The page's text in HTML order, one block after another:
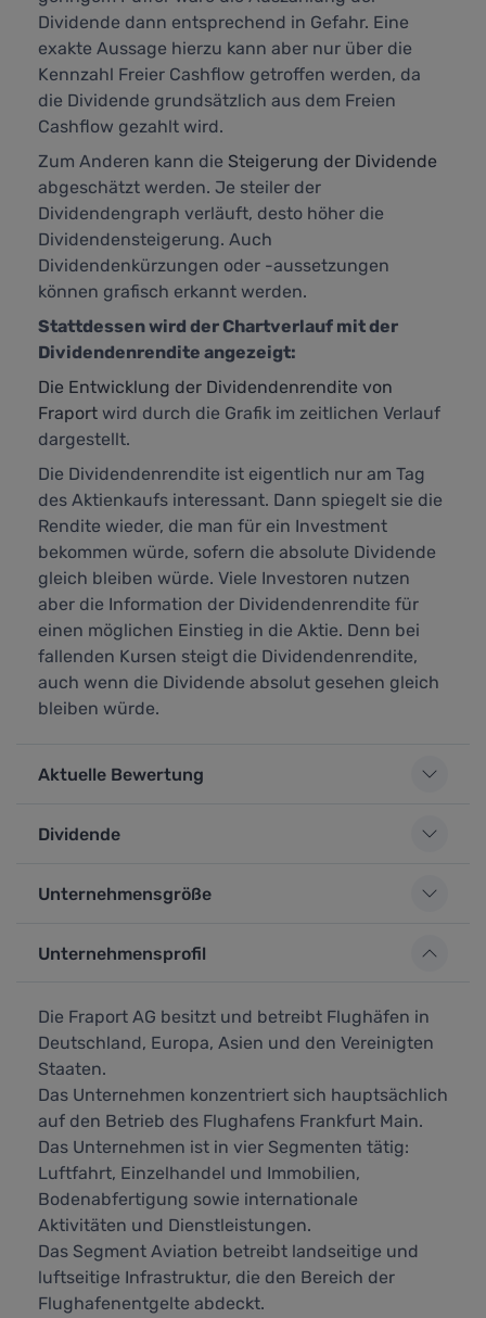
Dividende dann entsprechend in Gefahr. Eine
exakte Aussage hierzu kann aber nur über die
Kennzahl Freier Cashflow getroffen werden, da
die Dividende grundsätzlich aus dem Freien
Cashflow gezahlt wird.
Zum Anderen kann die Steigerung der Dividende
abgeschätzt werden. Je steiler der
Dividendengraph verläuft, desto höher die
Dividendensteigerung. Auch
Dividendenkürzungen oder -aussetzungen
können grafisch erkannt werden.
Stattdessen wird der Chartverlauf mit der
Dividendenrendite angezeigt:
Die Entwicklung der Dividendenrendite von
Fraport wird durch die Grafik im zeitlichen Verlauf
dargestellt.
Die Dividendenrendite ist eigentlich nur am Tag
des Aktienkaufs interessant. Dann spiegelt sie die
Rendite wieder, die man für ein Investment
bekommen würde, sofern die absolute Dividende
gleich bleiben würde. Viele Investoren nutzen
aber die Information der Dividendenrendite für
einen möglichen Einstieg in die Aktie. Denn bei
fallenden Kursen steigt die Dividendenrendite,
auch wenn die Dividende absolut gesehen gleich
bleiben würde.
Aktuelle Bewertung
Dividende
Unternehmensgröße
Unternehmensprofil
Die Fraport AG besitzt und betreibt Flughäfen in
Deutschland, Europa, Asien und den Vereinigten
Staaten.
Das Unternehmen konzentriert sich hauptsächlich
auf den Betrieb des Flughafens Frankfurt Main.
Das Unternehmen ist in vier Segmenten tätig:
Luftfahrt, Einzelhandel und Immobilien,
Bodenabfertigung sowie internationale
Aktivitäten und Dienstleistungen.
Das Segment Aviation betreibt landseitige und
luftseitige Infrastruktur, die den Bereich der
Flughafenentgelte abdeckt.